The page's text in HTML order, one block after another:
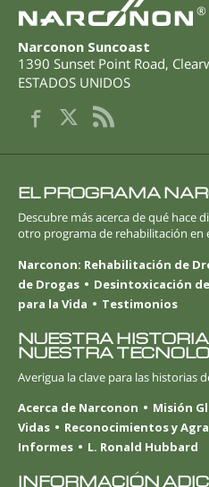
®
Narconon Suncoast
1390 Sunset Point Road,
ESTADOS UNIDOS
EL PROGRAMA
Descubre más acerca de qué hace
otro programa de rehabilitación en
Narconon: Rehabilitación de
de Drogas
Desintoxicación
para la Vida
Testimonios
NUESTRA
NUESTRA
Averigua la clave para las historias
Acerca de Narconon
Misión
Vidas
Reconocimientos y
Informes
L. Ronald Hubbard
INFORMACIÓN